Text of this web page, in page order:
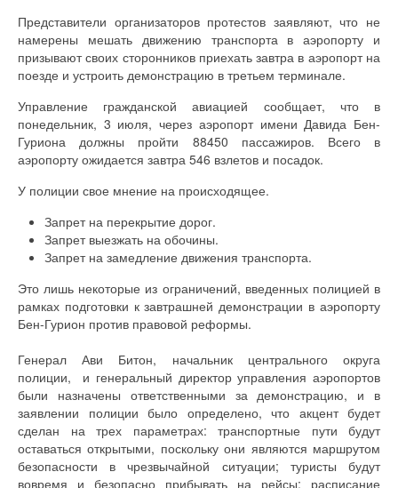
Представители организаторов протестов заявляют, что не
намерены мешать движению транспорта в аэропорту и
призывают своих сторонников приехать завтра в аэропорт на
поезде и устроить демонстрацию в третьем терминале.
Управление гражданской авиацией сообщает, что в
понедельник, 3 июля, через аэропорт имени Давида Бен-
Гуриона должны пройти 88450 пассажиров. Всего в
аэропорту ожидается завтра 546 взлетов и посадок.
У полиции свое мнение на происходящее.
Запрет на перекрытие дорог.
Запрет выезжать на обочины.
Запрет на замедление движения транспорта.
Это лишь некоторые из ограничений, введенных полицией в
рамках подготовки к завтрашней демонстрации в аэропорту
Бен-Гурион против правовой реформы.
Генерал Ави Битон, начальник центрального округа
полиции, и генеральный директор управления аэропортов
были назначены ответственными за демонстрацию, и в
заявлении полиции было определено, что акцент будет
сделан на трех параметрах: транспортные пути будут
оставаться открытыми, поскольку они являются маршрутом
безопасности в чрезвычайной ситуации; туристы будут
вовремя и безопасно прибывать на рейсы; расписание